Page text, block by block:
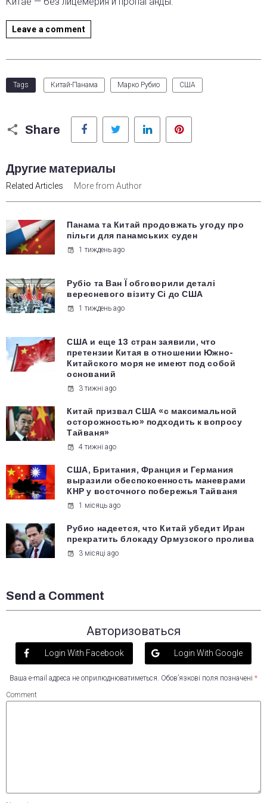
Leave a comment
Tags Китай-Панама Марко Рубио США
Share
Facebook Twitter LinkedIn
Другие материалы
Related Articles More from Author
Панама та Китай продовжать угоду про
пільги для панамських суден
1 тиждень ago
Рубіо та Ван Ї обговорили деталі
вересневого візиту Сі до США
1 тиждень ago
США и еще 13 стран заявили, что
претензии Китая в отношении Южно-
Китайского моря не имеют под собой
оснований
3 тижні ago
Китай призвал США «с максимальной
осторожностью» подходить к вопросу
Тайваня»
4 тижні ago
США, Британия, Франция и Германия
выразили обеспокоенность маневрами
КНР у восточного побережья Тайваня
1 місяць ago
Рубио надеется, что Китай убедит Иран
прекратить блокаду Ормузского пролива
3 місяці ago
Send a Comment
Авторизоваться
Login With Facebook Login With Google
Ваша e-mail адреса не оприлюднюватиметься. Обов’язкові поля позначені *
Comment